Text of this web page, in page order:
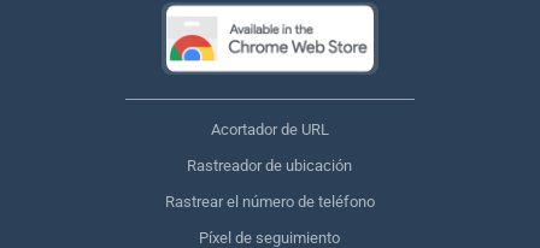
Acortador de URL
Rastreador de ubicación
Rastrear el número de teléfono
Píxel de seguimiento